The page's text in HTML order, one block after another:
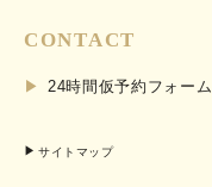
CONTACT
24時間仮予約フォーム
サイトマップ